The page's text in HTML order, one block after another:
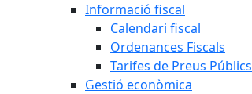
Informació fiscal
Calendari fiscal
Ordenances Fiscals
Tarifes de Preus Públics
Gestió econòmica